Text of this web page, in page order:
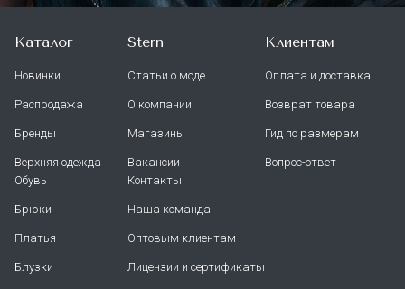
Каталог
Новинки
Распродажа
Бренды
Верхняя одежда
Обувь
Брюки
Платья
Блузки
Stern
Статьи о моде
О компании
Магазины
Вакансии
Контакты
Наша команда
Оптовым клиентам
Лицензии и сертификаты
Клиентам
Оплата и доставка
Возврат товара
Гид по размерам
Вопрос-ответ